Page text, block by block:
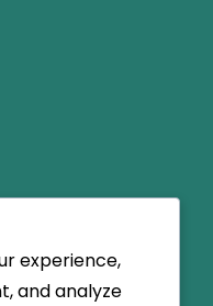
experience,
and analyze